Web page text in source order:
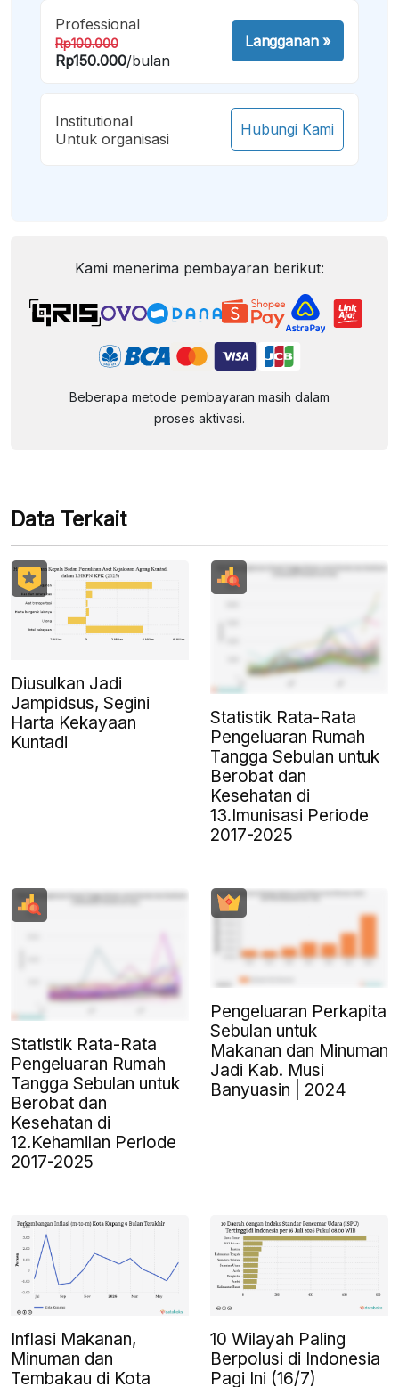
Professional
Rp100.000
Rp150.000/bulan
Langganan»
Institutional
Untuk organisasi
Hubungi Kami
Kami menerima pembayaran berikut:
Beberapa metode pembayaran masih dalam
proses aktivasi.
Data Terkait
Diusulkan Jadi
Jampidsus, Segini
Harta Kekayaan
Kuntadi
Statistik Rata-Rata
Pengeluaran Rumah
Tangga Sebulan untuk
Berobat dan
Kesehatan di
13.Imunisasi Periode
2017-2025
Statistik Rata-Rata
Pengeluaran Rumah
Tangga Sebulan untuk
Berobat dan
Kesehatan di
12.Kehamilan Periode
2017-2025
Pengeluaran Perkapita
Sebulan untuk
Makanan dan Minuman
Jadi Kab. Musi
Banyuasin | 2024
Inflasi Makanan,
Minuman dan
Tembakau di Kota
10 Wilayah Paling
Berpolusi di Indonesia
Pagi Ini (16/7)